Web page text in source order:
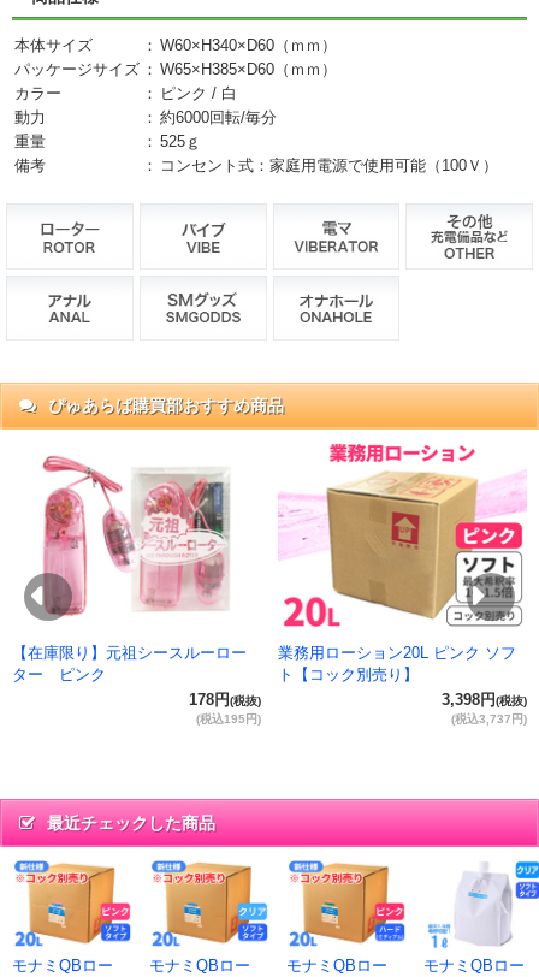
本体サイズ ： W60×H340×D60（ｍｍ）
パッケージサイズ ： W65×H385×D60（ｍｍ）
カラー
： ピンク / 白
動力
： 約6000回転/毎分
重量
： 525ｇ
備考
： コンセント式：家庭用電源で使用可能（100Ｖ）
ぴゅあらば購買部おすすめ商品
Previous
【在庫限り】元祖シースルーロー
ター ピンク
178円(税抜)
(税込195円)
業務用ローション20L ピンク ソフ
ト【コック別売り】
3,398円(税抜)
(税込3,737円)
最近チェックした商品
モナミQBロー
モナミQBロー
モナミQBロー
モナミQBロー